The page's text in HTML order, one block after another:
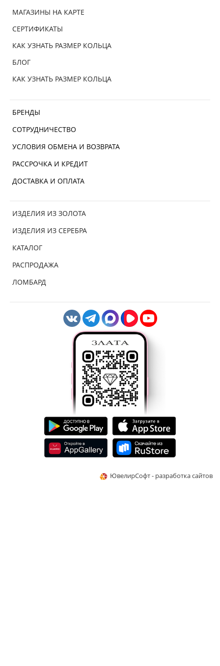
МАГАЗИНЫ НА КАРТЕ
СЕРТИФИКАТЫ
КАК УЗНАТЬ РАЗМЕР КОЛЬЦА
БЛОГ
КАК УЗНАТЬ РАЗМЕР КОЛЬЦА
БРЕНДЫ
СОТРУДНИЧЕСТВО
УСЛОВИЯ ОБМЕНА И ВОЗВРАТА
РАССРОЧКА И КРЕДИТ
ДОСТАВКА И ОПЛАТА
ИЗДЕЛИЯ ИЗ ЗОЛОТА
ИЗДЕЛИЯ ИЗ СЕРЕБРА
КАТАЛОГ
РАСПРОДАЖА
ЛОМБАРД
ЮвелирСофт - разработка сайтов